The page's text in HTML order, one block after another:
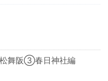
松舞阪③春日神社編